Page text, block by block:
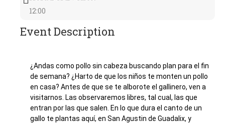
12:00
Event Description
¿Andas como pollo sin cabeza buscando plan para el fin
de semana? ¿Harto de que los niños te monten un pollo
en casa? Antes de que se te alborote el gallinero, ven a
visitarnos. Las observaremos libres, tal cual, las que
entran por las que salen. En lo que dura el canto de un
gallo te plantas aquí, en San Agustin de Guadalix, y